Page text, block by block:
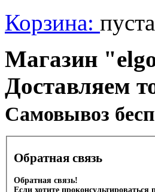
Корзина: пуста
Магазин
Доставляем
Cамовывоз
Обратная связь
Обратная связь!
Если хотите